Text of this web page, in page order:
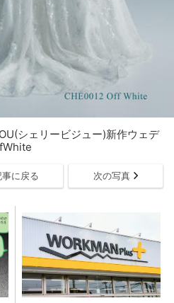
シェリービジュー)新作ウェデ
事に戻る 次の写真